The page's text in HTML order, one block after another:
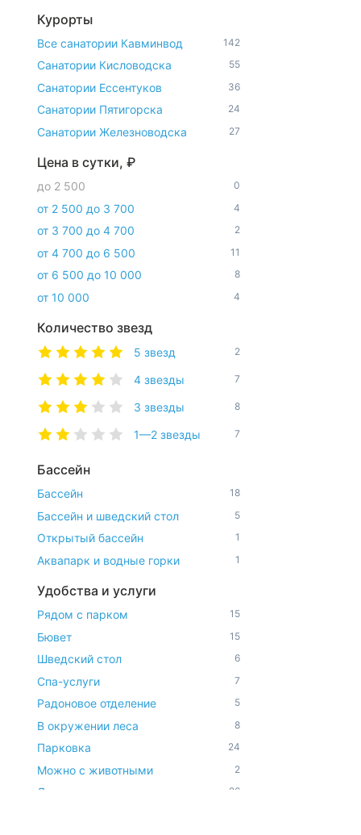
Курорты
Все санатории Кавминвод 142
Санатории Кисловодска 55
Санатории Ессентуков 36
Санатории Пятигорска 24
Санатории Железноводска 27
Цена в сутки, ₽
до 2 500 0
от 2 500 до 3 700 4
от 3 700 до 4 700 2
от 4 700 до 6 500 11
от 6 500 до 10 000 8
от 10 000 4
Количество звезд
5 звезд 2
4 звезды 7
3 звезды 8
1—2 звезды 7
Бассейн
Бассейн 18
Бассейн и шведский стол 5
Открытый бассейн 1
Аквапарк и водные горки 1
Удобства и услуги
Рядом с парком 15
Бювет 15
Шведский стол 6
Спа-услуги 7
Радоновое отделение 5
В окружении леса 8
Парковка 24
Можно с животными 2
Диетическое питание 26